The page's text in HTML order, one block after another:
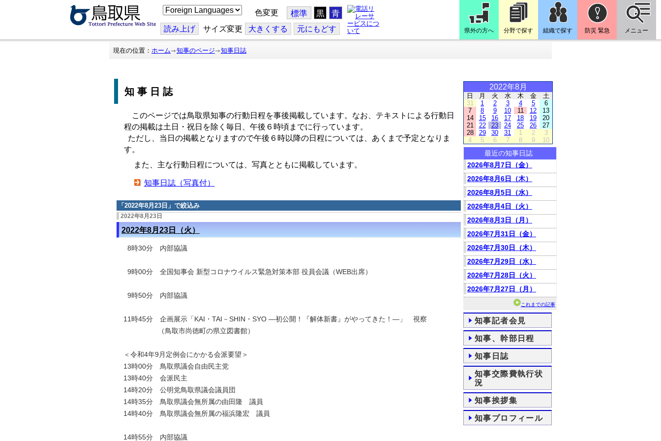
こ
の
ジ
を
翻
色変更 標準 黒 青
読み上げ サイズ変更 大きくする 元にもどす 県外の方へ 分野で探す 組織で探す 防災 緊急 メニュー
現在の位置： ホーム 知事のページ 知事日誌
知事日誌
このページでは鳥取県知事の行動日程を事後掲載しています。なお、テキストによる行動日
程の掲載は土日・祝日を除く毎日、午後６時頃までに行っています。
ただし、当日の掲載となりますので午後６時以降の日程については、あくまで予定となりま
す。
また、主な行動日程については、写真とともに掲載しています。
知事日誌（写真付）
「 2022年8月23日 」で絞込み
2022年8月23日
2022年8月23日（火）
8時30分 内部協議
9時00分 全国知事会 新型コロナウイルス緊急対策本部 役員会議 （WEB出席）
9時50分 内部協議
11時45分 企画展示「KAI・TAI－SHIN・SYO ―初公開！『解体新書』がやってきた！―」 視察
（鳥取市尚徳町の県立図書館）
＜令和4年9月定例会にかかる会派要望＞
13時00分 鳥取県議会自由民主党
13時40分 会派民主
14時20分 公明党鳥取県議会議員団
14時35分 鳥取県議会無所属の由田 隆 議員
14時40分 鳥取県議会無所属の福浜隆宏 議員
14時55分 内部協議
2022年8月
日 月 火 水 木 金
土
31
1 2 3 4 5
6
7
8 9 10 11 12
13
14
15 16 17 18 19
20
21
22 23 24 25 26
27
28
29 30 31 1 2
3
4
5 6 7 8 9 10
最近の知事日誌
2026年8月7日（金）
2026年8月6日（木）
2026年8月5日（水）
2026年8月4日（火）
2026年8月3日（月）
2026年7月31日（金）
2026年7月30日（木）
2026年7月29日（水）
2026年7月28日（火）
2026年7月27日（月）
これまでの記事
知事記者会見
知事、幹部日程
知事日誌
知事交際費執行状
況
知事挨拶集
知事プロフィール